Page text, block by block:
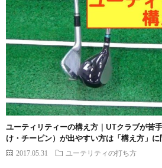
ユーティリティーの構え方｜UTクラブが苦
け・チーピン）が出やすい方は「構え方」
2017.05.31 ユーテリティの打ち方